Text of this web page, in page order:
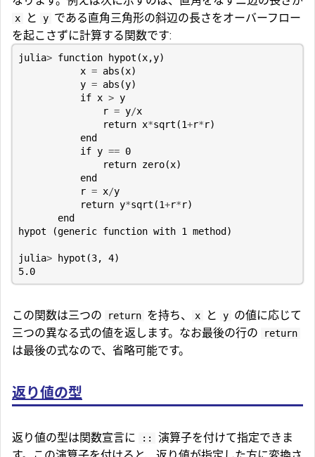
x と y である直角三角形の斜辺の長さをオーバーフロー
を起こさずに計算する関数です:
julia> function hypot (x,y)
x = abs (x)
y = abs (y)
if x > y
r = y/x
return x*sqrt (1+r*r)
end
if y == 0
return zero(x)
end
r = x/y
return y*sqrt (1+r*r)
end
hypot
(generic function with 1 method)
julia> hypot (3, 4)
5.0
この関数は三つの return を持ち、 x と y の値に応じて
三つの異なる式の値を返します。なお最後の行の
return
は最後の式なので、省略可能です。
返り値の型
返り値の型は関数宣言に ::
演算子を付けて指定できま